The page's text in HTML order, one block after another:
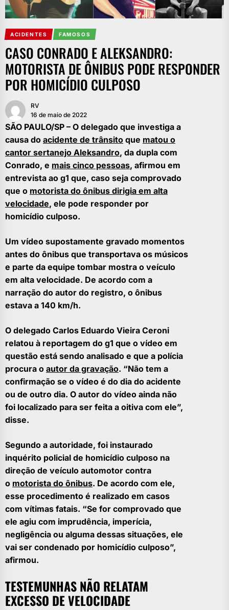
ACIDENTES FAMOSOS
CASO CONRADO E ALEKSANDRO:
MOTORISTA DE ÔNIBUS PODE RESPONDER
POR HOMICÍDIO CULPOSO
RV
16 de maio de 2022
SÃO PAULO/SP – O delegado que investiga a
causa do acidente de trânsito que matou o
cantor sertanejo Aleksandro, da dupla com
Conrado, e mais cinco pessoas, afirmou em
entrevista ao g1 que, caso seja comprovado
que o motorista do ônibus dirigia em alta
velocidade, ele pode responder por
homicídio culposo.
Um vídeo supostamente gravado momentos
antes do ônibus que transportava os músicos
e parte da equipe tombar mostra o veículo
em alta velocidade. De acordo com a
narração do autor do registro, o ônibus
estava a 140 km/h.
O delegado Carlos Eduardo Vieira Ceroni
relatou à reportagem do g1 que o vídeo em
questão está sendo analisado e que a polícia
procura o autor da gravação. “Não tem a
confirmação se o vídeo é do dia do acidente
ou de outro dia. O autor do vídeo ainda não
foi localizado para ser feita a oitiva com ele”,
disse.
Segundo a autoridade, foi instaurado
inquérito policial de homicídio culposo na
direção de veículo automotor contra
o motorista do ônibus. De acordo com ele,
esse procedimento é realizado em casos
com vítimas fatais. “Se for comprovado que
ele agiu com imprudência, imperícia,
negligência ou alguma dessas situações, ele
vai ser condenado por homicídio culposo”,
afirmou.
TESTEMUNHAS NÃO RELATAM
EXCESSO DE VELOCIDADE